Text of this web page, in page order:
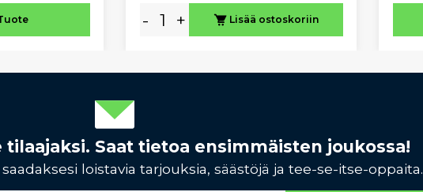
- + Lisää ostoskoriin
Saat tietoa ensimmäisten joukossa!
loistavia tarjouksia, säästöjä ja tee-se-itse-oppaita.